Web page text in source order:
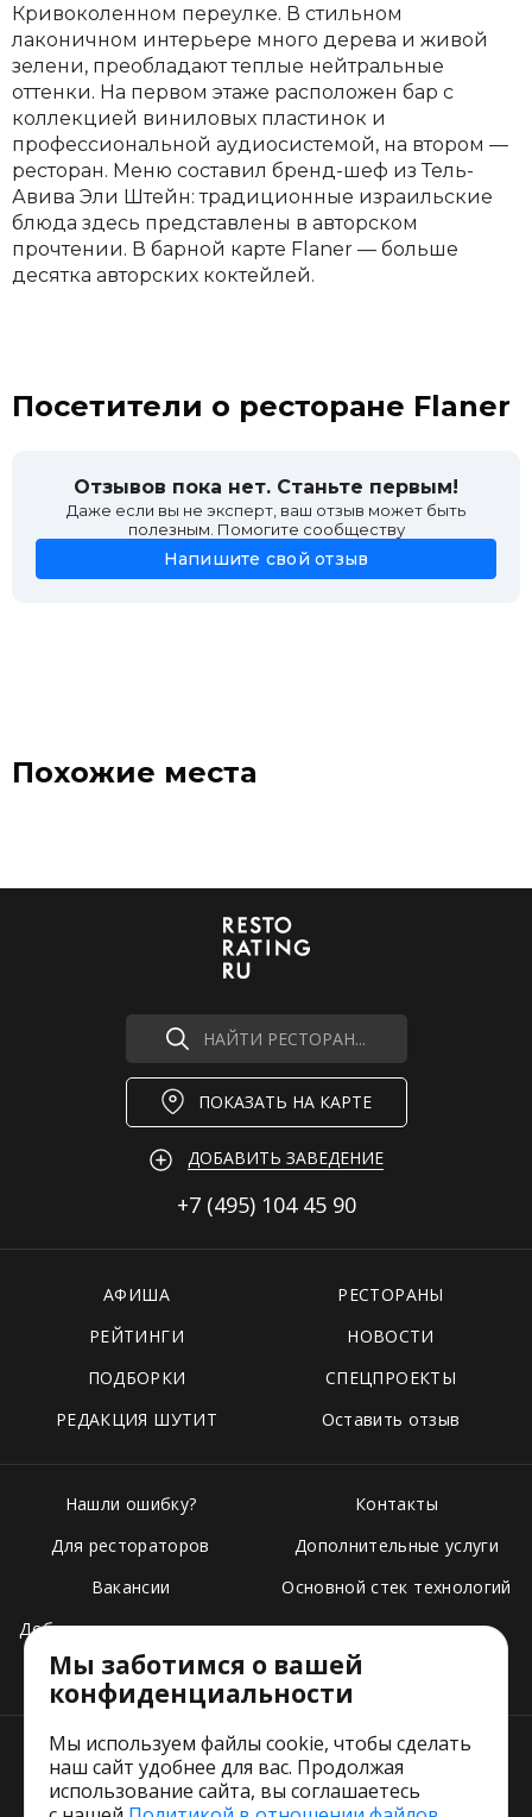
Кривоколенном переулке. В стильном
лаконичном интерьере много дерева и живой
зелени, преобладают теплые нейтральные
оттенки. На первом этаже расположен бар с
коллекцией виниловых пластинок и
профессиональной аудиосистемой, на втором —
ресторан. Меню составил бренд-шеф из Тель-
Авива Эли Штейн: традиционные израильские
блюда здесь представлены в авторском
прочтении. В барной карте Flaner — больше
десятка авторских коктейлей.
Посетители о ресторане Flaner
Отзывов пока нет. Станьте первым!
Даже если вы не эксперт, ваш отзыв может быть
полезным. Помогите сообществу
Напишите свой отзыв
Похожие места
НАЙТИ РЕСТОРАН...
ПОКАЗАТЬ НА КАРТЕ
ДОБАВИТЬ ЗАВЕДЕНИЕ
+7 (495) 104 45 90
АФИША
РЕСТОРАНЫ
РЕЙТИНГИ
НОВОСТИ
ПОДБОРКИ
СПЕЦПРОЕКТЫ
РЕДАКЦИЯ ШУТИТ
Оставить отзыв
Нашли ошибку?
Для рестораторов
Вакансии
Добавить свое заведение
Тарифы
Контакты
Дополнительные услуги
Основной стек технологий
Мы заботимся о вашей
конфиденциальности
Мы используем файлы cookie, чтобы сделать
наш сайт удобнее для вас. Продолжая
использование сайта, вы соглашаетесь